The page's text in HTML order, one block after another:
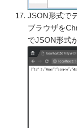
JSON形式で
ブラウザを
でJSON形式